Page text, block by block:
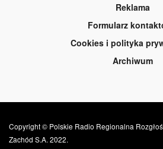
Reklama
Formularz
Cookies i polityka
Archiwum
Copyright © Polskie Radio Regionalna
Zachód S.A. 2022.